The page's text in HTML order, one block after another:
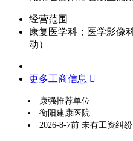
经营范围
康复医学科；医学影像
动）
更多工商信息 
康强推荐单位
衡阳建康医院
2026-8-7前 未有工资纠纷